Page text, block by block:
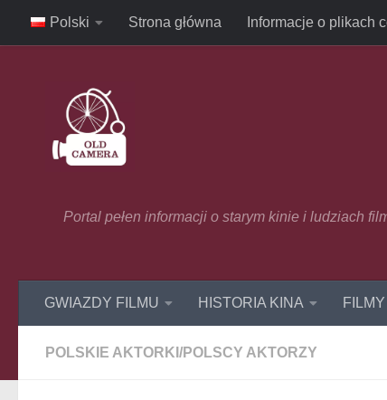
Skip to content
Polski Strona główna Informacje o plikach
Portal pełen informacji o starym kinie i ludziach
GWIAZDY FILMU HISTORIA KINA
POLSKIE AKTORKI/POLSCY AKTORZY